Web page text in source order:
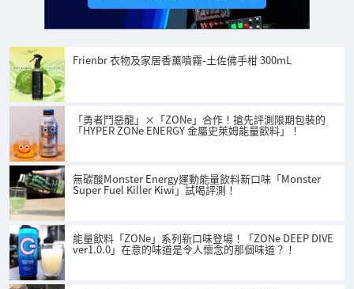
Frienbr 衣物及家居香薰噴霧-土佐佛手柑 300mL
「勇者鬥惡龍」×「ZONe」合作！搶先評測限期包裝的
「HYPER ZONe ENERGY 金屬史萊姆能量飲料」！
無碳酸Monster Energy運動能量飲料新口味「Monster
Super Fuel Killer Kiwi」試喝評測！
能量飲料「ZONe」系列新口味登場！「ZONe DEEP DIVE
ver1.0.0」在意的味道是令人懷念的那個味道？！